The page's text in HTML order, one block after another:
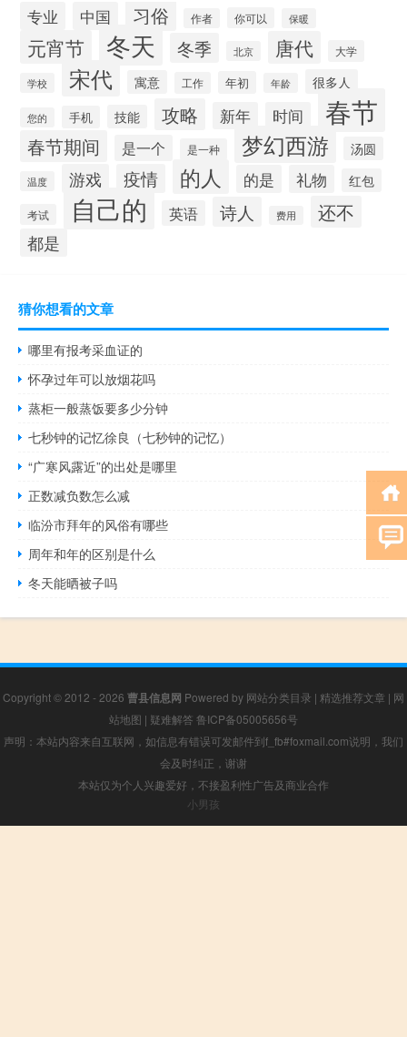
专业 中国 习俗 作者 你可以 保暖
元宵节 冬天 冬季 北京 唐代 大学
学校 宋代 寓意 工作 年初 年龄 很多人
您的 手机 技能 攻略 新年 时间 春节
春节期间 是一个 是一种 梦幻西游 汤圆
温度 游戏 疫情 的人 的是 礼物 红包
考试 自己的 英语 诗人 费用 还不
都是
猜你想看的文章
哪里有报考采血证的
怀孕过年可以放烟花吗
蒸柜一般蒸饭要多少分钟
七秒钟的记忆徐良（七秒钟的记忆）
“广寒风露近”的出处是哪里
正数减负数怎么减
临汾市拜年的风俗有哪些
周年和年的区别是什么
冬天能晒被子吗
Copyright © 2012 - 2026 曹县信息网 Powered by 网站分类目录 | 精选推荐文章 | 网
站地图 | 疑难解答 鲁ICP备05005656号
声明：本站内容来自互联网，如信息有错误可发邮件到f_fb#foxmail.com说明，我们
会及时纠正，谢谢
本站仅为个人兴趣爱好，不接盈利性广告及商业合作
小男孩